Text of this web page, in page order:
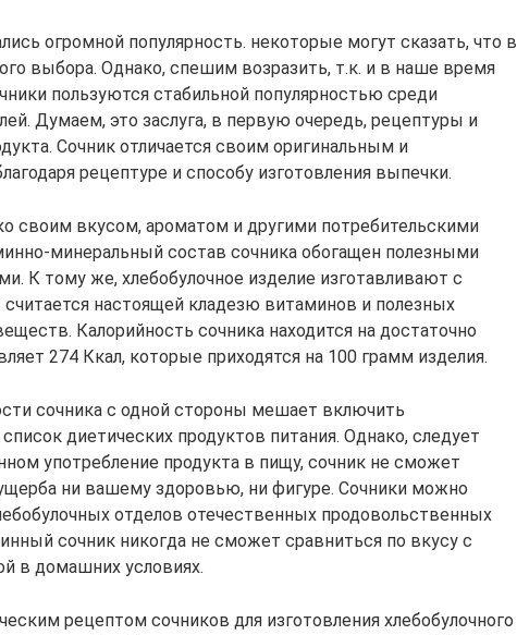
огромной популярность. некоторые могут сказать, что в
выбора. Однако, спешим возразить, т.к. и в наше время
пользуются стабильной популярностью среди
Думаем, это заслуга, в первую очередь, рецептуры и
Сочник отличается своим оригинальным и
рецептуре и способу изготовления выпечки.
своим вкусом, ароматом и другими потребительскими
минеральный состав сочника обогащен полезными
К тому же, хлебобулочное изделие изготавливают с
считается настоящей кладезю витаминов и полезных
Калорийность сочника находится на достаточно
274 Ккал, которые приходятся на 100 грамм изделия.
сочника с одной стороны мешает включить
диетических продуктов питания. Однако, следует
употребление продукта в пищу, сочник не сможет
ни вашему здоровью, ни фигуре. Сочники можно
отделов отечественных продовольственных
сочник никогда не сможет сравниться по вкусу с
в домашних условиях.
рецептом сочников для изготовления хлебобулочного